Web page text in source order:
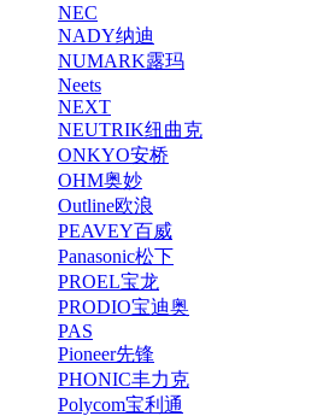
NEC
NADY纳迪
NUMARK露玛
Neets
NEXT
NEUTRIK纽曲克
ONKYO安桥
OHM奥妙
Outline欧浪
PEAVEY百威
Panasonic松下
PROEL宝龙
PRODIO宝迪奥
PAS
Pioneer先锋
PHONIC丰力克
Polycom宝利通